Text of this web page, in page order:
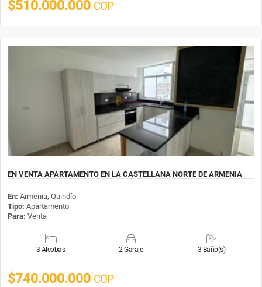
$510.000.000 COP
EN VENTA APARTAMENTO EN LA CASTELLANA NORTE DE ARMENIA
En: Armenia, Quindío
Tipo: Apartamento
Para: Venta
3 Alcobas 2 Garaje 3 Baño(s)
$740.000.000 COP